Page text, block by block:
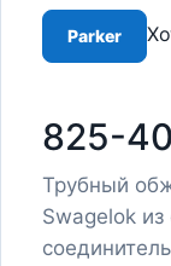
Parker
825-
Трубный
Swagelok